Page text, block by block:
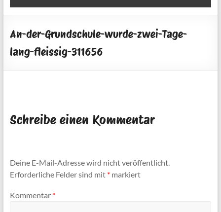
An-der-Grundschule-wurde-zwei-Tage-
lang-fleissig-311656
Schreibe einen Kommentar
Deine E-Mail-Adresse wird nicht veröffentlicht.
Erforderliche Felder sind mit *markiert
Kommentar *